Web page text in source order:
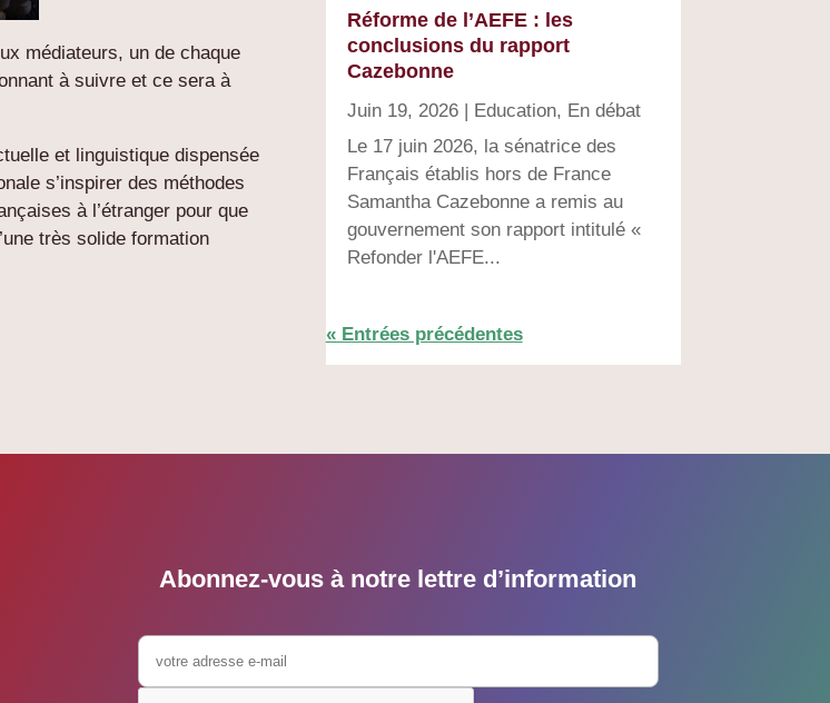
médiateurs, un de chaque
à suivre et ce sera à
et linguistique dispensée
s’inspirer des méthodes
à l’étranger pour que
très solide formation
Réforme de l’AEFE : les
conclusions du rapport
Cazebonne
Juin 19, 2026| Education, En débat
Le 17 juin 2026, la sénatrice des
Français établis hors de France
Samantha Cazebonne a remis au
gouvernement son rapport intitulé «
Refonder l'AEFE...
« Entrées précédentes
Abonnez-vous à notre lettre d’information